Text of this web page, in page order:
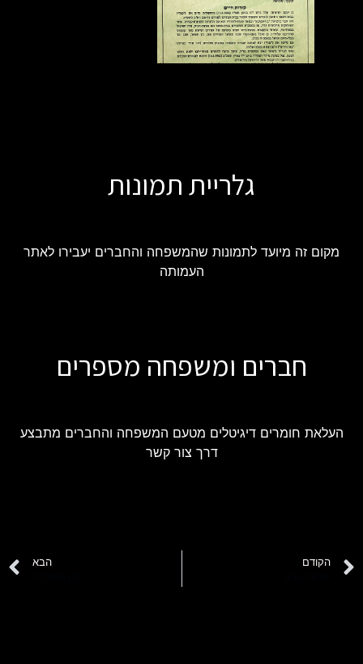
גלריית תמונות
מקום זה מיועד לתמונות שהמשפחה והחברים יעבירו לאתר
העמותה
חברים ומשפחה מספרים
העלאת חומרים דיגיטלים מטעם המשפחה והחברים מתבצע
דרך צור קשר
הקודם הבא